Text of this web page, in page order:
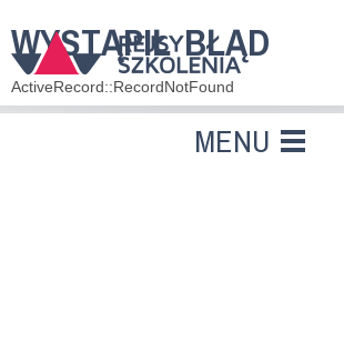
MENU
WYSTĄPIŁ BŁĄD
ActiveRecord::RecordNotFound